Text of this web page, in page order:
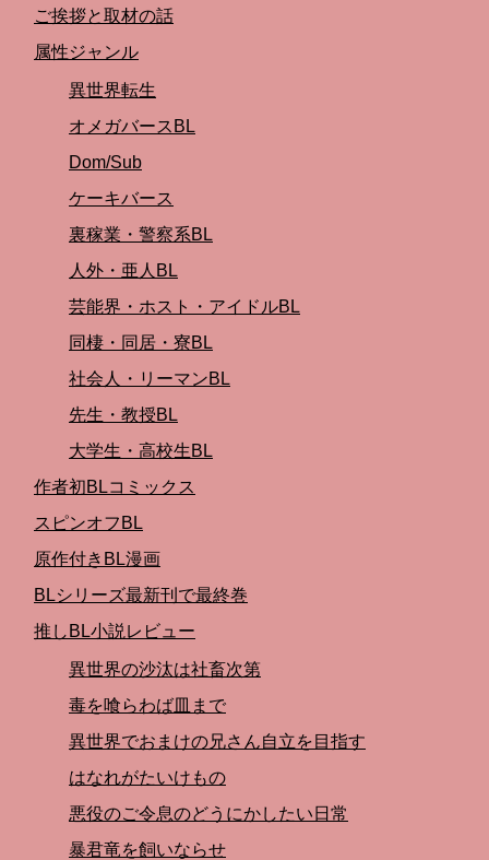
ご挨拶と取材の話
属性ジャンル
異世界転生
オメガバースBL
Dom/Sub
ケーキバース
裏稼業・警察系BL
人外・亜人BL
芸能界・ホスト・アイドルBL
同棲・同居・寮BL
社会人・リーマンBL
先生・教授BL
大学生・高校生BL
作者初BLコミックス
スピンオフBL
原作付きBL漫画
BLシリーズ最新刊で最終巻
推しBL小説レビュー
異世界の沙汰は社畜次第
毒を喰らわば皿まで
異世界でおまけの兄さん自立を目指す
はなれがたいけもの
悪役のご令息のどうにかしたい日常
暴君竜を飼いならせ